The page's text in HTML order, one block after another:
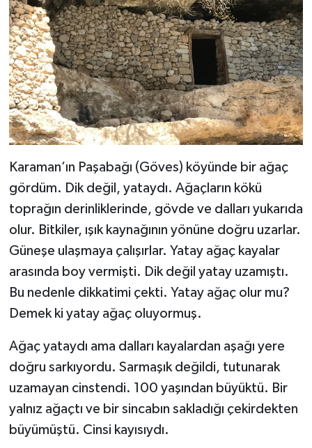
Karaman’ın Paşabağı (Göves) köyünde bir ağaç
gördüm. Dik değil, yataydı. Ağaçların kökü
toprağın derinliklerinde, gövde ve dalları yukarıda
olur. Bitkiler, ışık kaynağının yönüne doğru uzarlar.
Güneşe ulaşmaya çalışırlar. Yatay ağaç kayalar
arasında boy vermişti. Dik değil yatay uzamıştı.
Bu nedenle dikkatimi çekti. Yatay ağaç olur mu?
Demek ki yatay ağaç oluyormuş.
Ağaç yataydı ama dalları kayalardan aşağı yere
doğru sarkıyordu. Sarmaşık değildi, tutunarak
uzamayan cinstendi. 100 yaşından büyüktü. Bir
yalnız ağaçtı ve bir sincabın sakladığı çekirdekten
büyümüştü. Cinsi kayısıydı.